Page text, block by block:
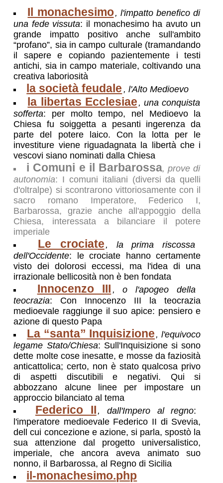
Il monachesimo, l'impatto benefico di
una fede vissuta: il monachesimo ha avuto un
grande impatto positivo anche sull'ambito
“profano”, sia in campo culturale (tramandando
il sapere e copiando pazientemente i testi
antichi, sia in campo materiale, coltivando una
creativa laboriosità
la società feudale , l'Alto Medioevo
la libertas Ecclesiae , una conquista
sofferta: per molto tempo, nel Medioevo la
Chiesa fu soiggetta a pesanti ingerenza da
parte del potere laico. Con la lotta per le
investiture viene riguadagnata la libertà che i
vescovi siano nominati dalla Chiesa
i Comuni e il Barbarossa, prove di
autonomia: I comuni italiani (diversi da quelli
d'oltralpe) si scontrarono vittoriosamente con il
sacro romano Imperatore, Federico I,
Barbarossa, grazie anche all'appoggio della
Chiesa, interessata a bilanciare il potere
imperiale
Le crociate , la prima riscossa
dell'Occidente: le crociate hanno certamente
visto dei dolorosi eccessi, ma l'idea di una
irrazionale bellicosità non è ben fondata
Innocenzo III , o l'apogeo della
teocrazia: Con Innocenzo III la teocrazia
medioevale raggiunge il suo apice: pensiero e
azione di questo Papa
La “santa” Inquisizione , l'equivoco
legame Stato/Chiesa: Sull'Inquisizione si sono
dette molte cose inesatte, e mosse da faziosità
anticattolica; certo, non è stato qualcosa privo
di aspetti discutibili e negativi. Qui si
abbozzano alcune linee per impostare un
approccio bilanciato al tema
Federico II , dall'Impero al regno:
l'imperatore medioevale Federico II di Svevia,
dell cui concezione e azione, si parla, spostò la
sua attenzione dal progetto universalistico,
imperiale, che ancora aveva animato suo
nonno, il Barbarossa, al Regno di Sicilia
il-monachesimo.php